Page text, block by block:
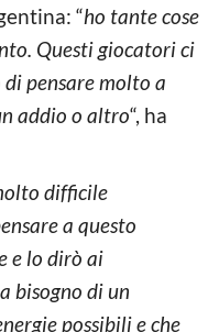
“ho tante cose
Questi giocatori ci
pensare molto a
addio o altro“, ha
difficile
a questo
e lo dirò ai
bisogno di un
possibili e che